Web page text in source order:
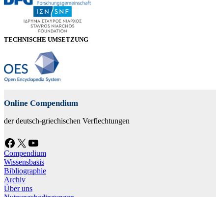
TECHNISCHE UMSETZUNG
Online Compendium
der deutsch-griechischen Verflechtungen
Facebook X YouTube
Compendium
Wissensbasis
Bibliographie
Archiv
Über uns